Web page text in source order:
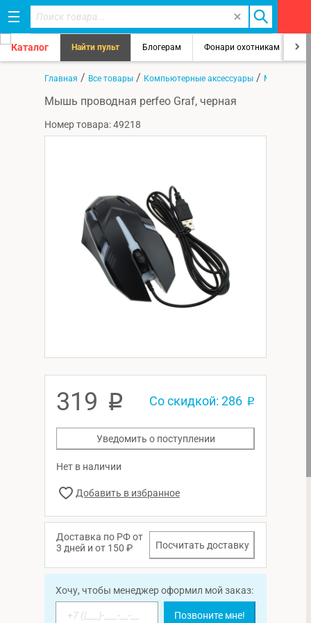
Каталог Найти пульт Блогерам Фонари охотникам
Главная / Все товары / Компьютерные аксессуары / Мыши
Мышь проводная perfeo Graf, черная
Номер товара: 49218
319 p Со скидкой: 286 p
Уведомить о поступлении
Нет в наличии
Доставка по РФ от
3 дней и от 150 ₽
Посчитать доставку
Хочу, чтобы менеджер оформил мой заказ:
Позвоните мне!